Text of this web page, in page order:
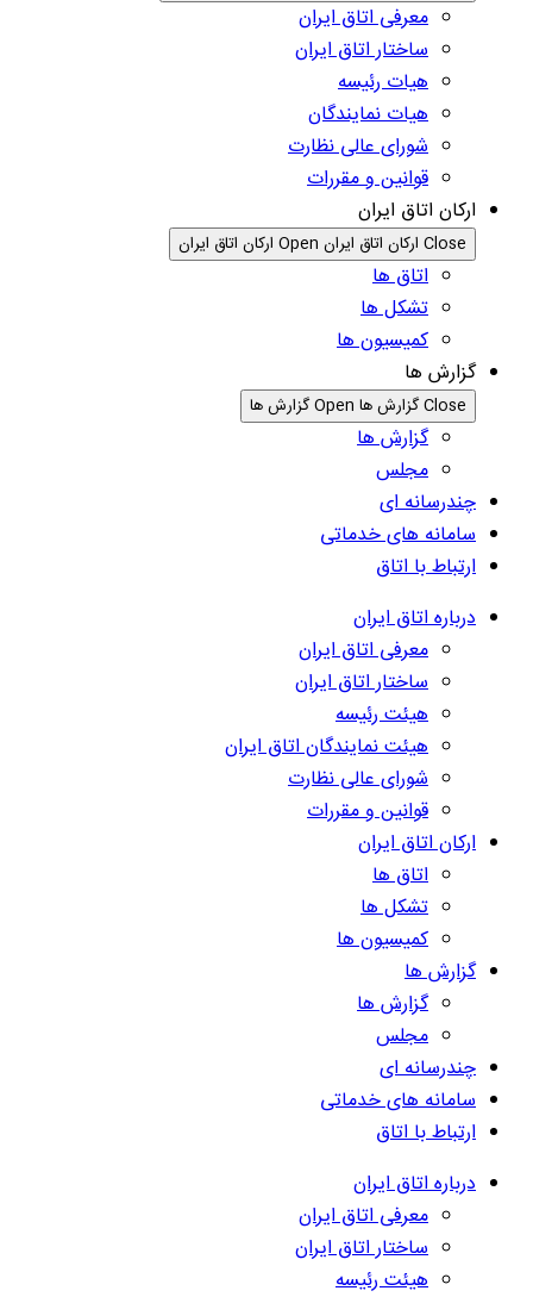
معرفی اتاق ایران
ساختار اتاق ایران
هیات رئیسه
هیات نمایندگان
شورای عالی نظارت
قوانین و مقررات
ارکان اتاق ایران
Close ارکان اتاق ایران Open ارکان اتاق ایران
اتاق ها
تشکل ها
کمیسیون ها
گزارش ها
Close گزارش ها Open گزارش ها
گزارش ها
مجلس
چندرسانه ای
سامانه های خدماتی
ارتباط با اتاق
درباره اتاق ایران
معرفی اتاق ایران
ساختار اتاق ایران
هیئت رئیسه
هیئت نمایندگان اتاق ایران
شورای عالی نظارت
قوانین و مقررات
ارکان اتاق ایران
اتاق ها
تشکل ها
کمیسیون ها
گزارش ها
گزارش ها
مجلس
چندرسانه ای
سامانه های خدماتی
ارتباط با اتاق
درباره اتاق ایران
معرفی اتاق ایران
ساختار اتاق ایران
هیئت رئیسه